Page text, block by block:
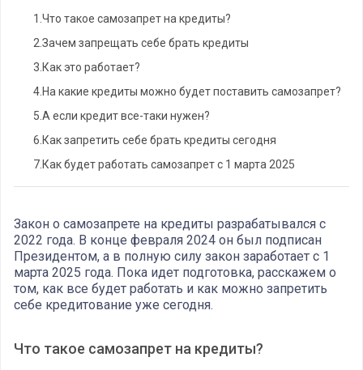
1. Что такое самозапрет на кредиты?
2. Зачем запрещать себе брать кредиты
3. Как это работает?
4. На какие кредиты можно будет поставить самозапрет?
5. А если кредит все-таки нужен?
6. Как запретить себе брать кредиты сегодня
7. Как будет работать самозапрет с 1 марта 2025
Закон о самозапрете на кредиты разрабатывался с
2022 года. В конце февраля 2024 он был подписан
Президентом, а в полную силу закон заработает с 1
марта 2025 года. Пока идет подготовка, расскажем о
том, как все будет работать и как можно запретить
себе кредитование уже сегодня.
Что такое самозапрет на кредиты?